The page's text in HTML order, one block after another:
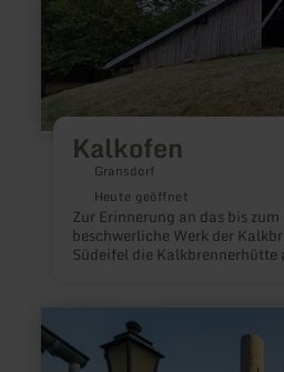
Kalkofen
Gransdorf
Heute geöffnet
Zur Erinnerung an das bis
beschwerliche Werk der
Südeifel die
erfahren
zu:
Fachwerkdorf